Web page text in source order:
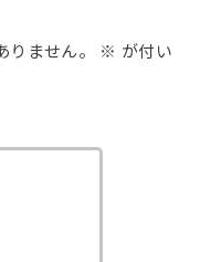
ません。 ※ が付い